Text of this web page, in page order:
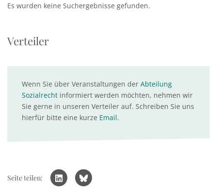
Es wurden keine Suchergebnisse gefunden.
Verteiler
Wenn Sie über Veranstaltungen der Abteilung
Sozialrecht informiert werden möchten, nehmen wir
Sie gerne in unseren Verteiler auf. Schreiben Sie uns
hierfür bitte eine kurze Email.
Seite teilen: